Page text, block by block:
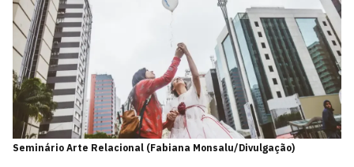
Seminário Arte Relacional (Fabiana Monsalu/Divulgação)